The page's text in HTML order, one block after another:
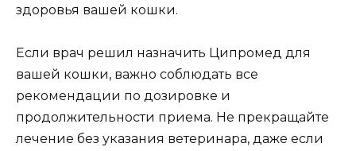
здоровья вашей кошки.
Если врач решил назначить Ципромед для
вашей кошки, важно соблюдать все
рекомендации по дозировке и
продолжительности приема. Не прекращайте
лечение без указания ветеринара, даже если